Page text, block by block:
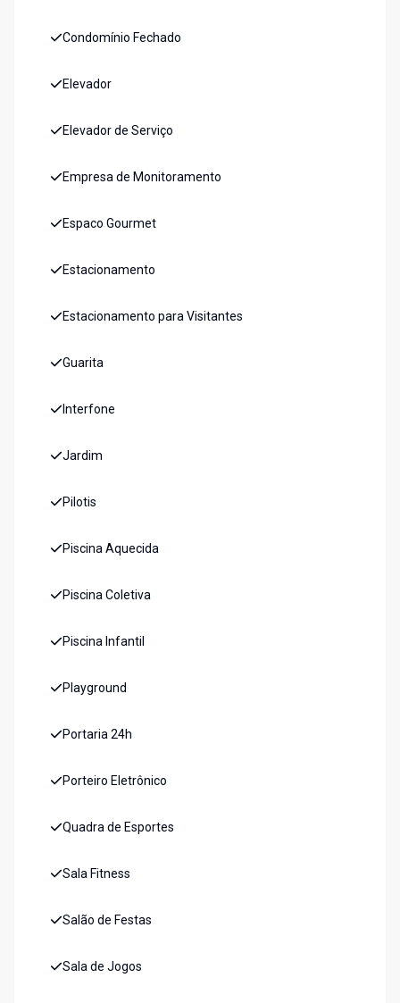
Condomínio Fechado
Elevador
Elevador de Serviço
Empresa de Monitoramento
Espaco Gourmet
Estacionamento
Estacionamento para Visitantes
Guarita
Interfone
Jardim
Pilotis
Piscina Aquecida
Piscina Coletiva
Piscina Infantil
Playground
Portaria 24h
Porteiro Eletrônico
Quadra de Esportes
Sala Fitness
Salão de Festas
Sala de Jogos